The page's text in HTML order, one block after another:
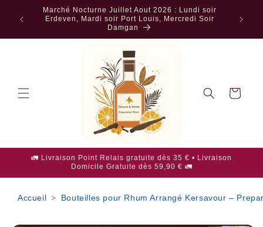
passer
au
Marché Nocturne Juillet Aout 2026 : Lundi soir
Erdeven, Mardi soir Port Louis, Mercredi Soir
Damgan
Panier
🚛 Livraison Point Relais gratuite dès 35 € • Livraison
Domicile Gratuite dès 59,90 € 🚛
Accueil > Bouteilles pour Rhum Arrangé Kersavour –
Passer aux